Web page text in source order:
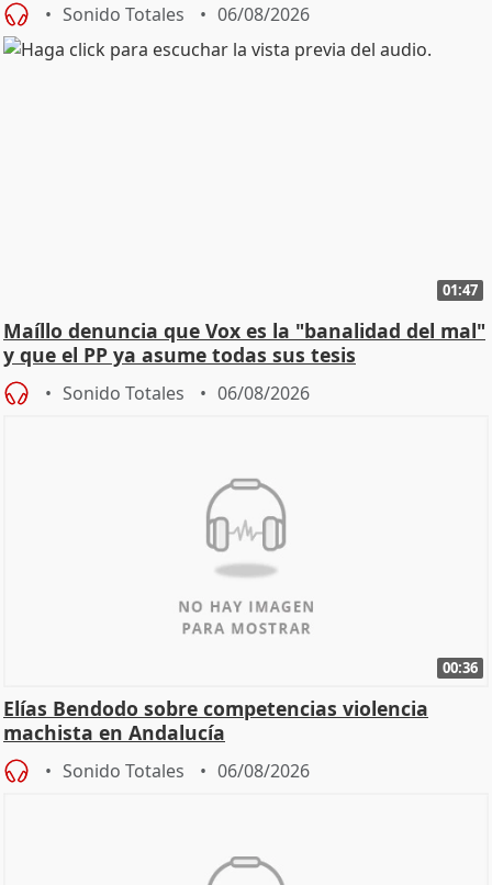
Sonido Totales 06/08/2026
01:47
Maíllo denuncia que Vox es la "banalidad del mal"
y que el PP ya asume todas sus tesis
Sonido Totales 06/08/2026
00:36
Elías Bendodo sobre competencias violencia
machista en Andalucía
Sonido Totales 06/08/2026